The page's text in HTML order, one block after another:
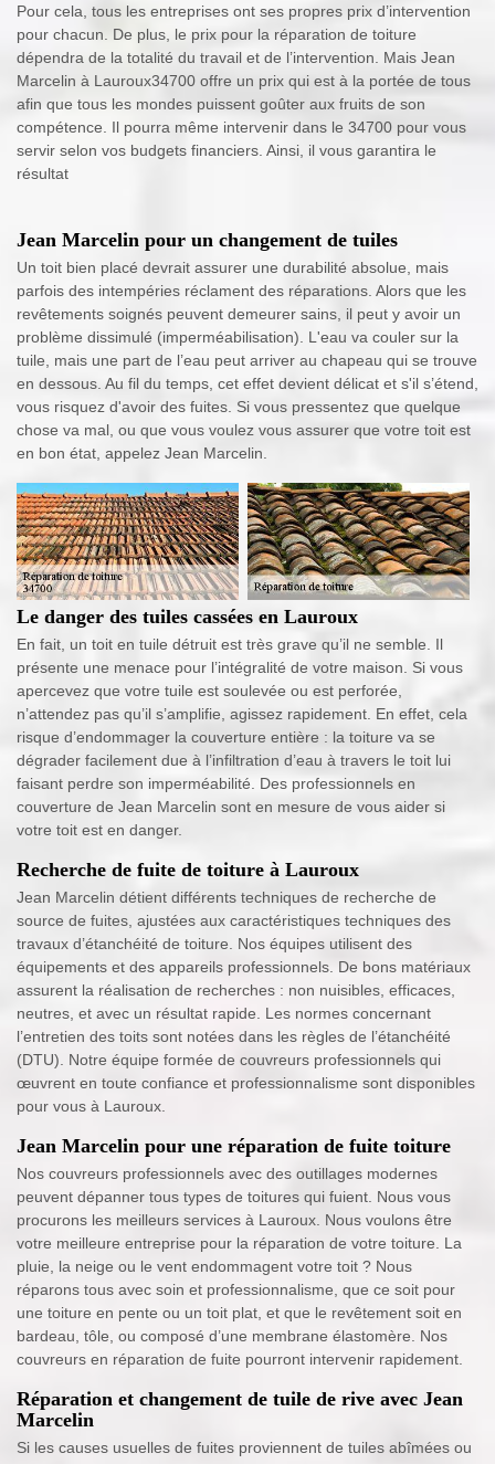
Pour cela, tous les entreprises ont ses propres prix d’intervention
pour chacun. De plus, le prix pour la réparation de toiture
dépendra de la totalité du travail et de l’intervention. Mais Jean
Marcelin à Lauroux34700 offre un prix qui est à la portée de tous
afin que tous les mondes puissent goûter aux fruits de son
compétence. Il pourra même intervenir dans le 34700 pour vous
servir selon vos budgets financiers. Ainsi, il vous garantira le
résultat
Jean Marcelin pour un changement de tuiles
Un toit bien placé devrait assurer une durabilité absolue, mais
parfois des intempéries réclament des réparations. Alors que les
revêtements soignés peuvent demeurer sains, il peut y avoir un
problème dissimulé (imperméabilisation). L'eau va couler sur la
tuile, mais une part de l’eau peut arriver au chapeau qui se trouve
en dessous. Au fil du temps, cet effet devient délicat et s'il s’étend,
vous risquez d'avoir des fuites. Si vous pressentez que quelque
chose va mal, ou que vous voulez vous assurer que votre toit est
en bon état, appelez Jean Marcelin.
Le danger des tuiles cassées en Lauroux
En fait, un toit en tuile détruit est très grave qu’il ne semble. Il
présente une menace pour l’intégralité de votre maison. Si vous
apercevez que votre tuile est soulevée ou est perforée,
n’attendez pas qu’il s’amplifie, agissez rapidement. En effet, cela
risque d’endommager la couverture entière : la toiture va se
dégrader facilement due à l’infiltration d’eau à travers le toit lui
faisant perdre son imperméabilité. Des professionnels en
couverture de Jean Marcelin sont en mesure de vous aider si
votre toit est en danger.
Recherche de fuite de toiture à Lauroux
Jean Marcelin détient différents techniques de recherche de
source de fuites, ajustées aux caractéristiques techniques des
travaux d’étanchéité de toiture. Nos équipes utilisent des
équipements et des appareils professionnels. De bons matériaux
assurent la réalisation de recherches : non nuisibles, efficaces,
neutres, et avec un résultat rapide. Les normes concernant
l’entretien des toits sont notées dans les règles de l’étanchéité
(DTU). Notre équipe formée de couvreurs professionnels qui
œuvrent en toute confiance et professionnalisme sont disponibles
pour vous à Lauroux.
Jean Marcelin pour une réparation de fuite toiture
Nos couvreurs professionnels avec des outillages modernes
peuvent dépanner tous types de toitures qui fuient. Nous vous
procurons les meilleurs services à Lauroux. Nous voulons être
votre meilleure entreprise pour la réparation de votre toiture. La
pluie, la neige ou le vent endommagent votre toit ? Nous
réparons tous avec soin et professionnalisme, que ce soit pour
une toiture en pente ou un toit plat, et que le revêtement soit en
bardeau, tôle, ou composé d’une membrane élastomère. Nos
couvreurs en réparation de fuite pourront intervenir rapidement.
Réparation et changement de tuile de rive avec Jean
Marcelin
Si les causes usuelles de fuites proviennent de tuiles abîmées ou